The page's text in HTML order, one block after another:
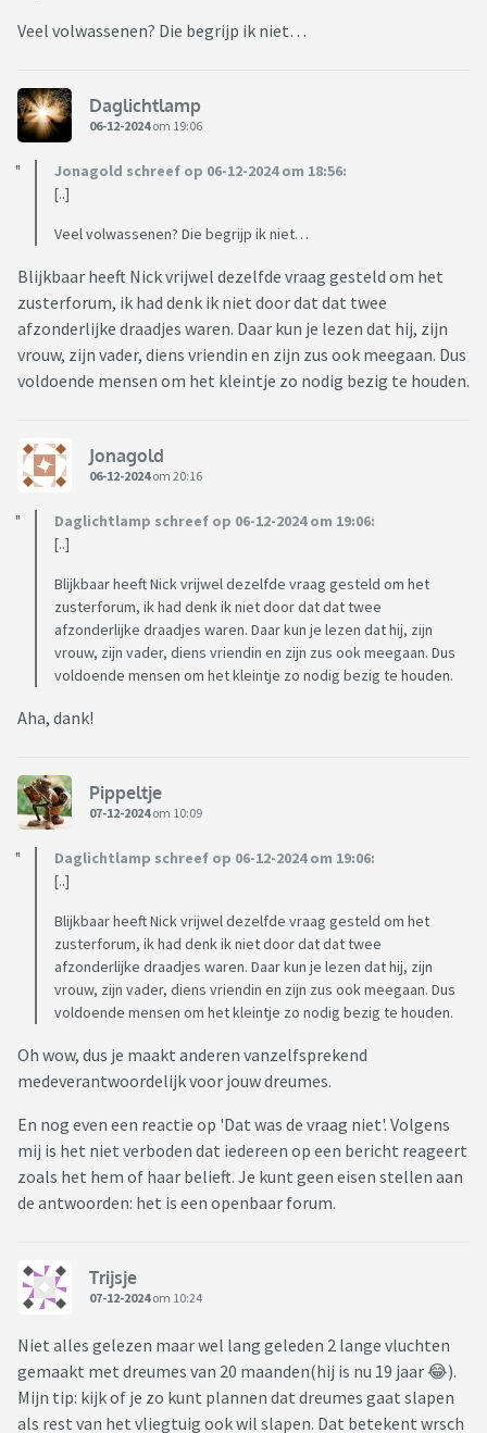
Veel volwassenen? Die begrijp ik niet…
Daglichtlamp
06-12-2024om 19:06
Jonagold schreef op 06-12-2024 om 18:56:
[..]
Veel volwassenen? Die begrijp ik niet…
Blijkbaar heeft Nick vrijwel dezelfde vraag gesteld om het
zusterforum, ik had denk ik niet door dat dat twee
afzonderlijke draadjes waren. Daar kun je lezen dat hij, zijn
vrouw, zijn vader, diens vriendin en zijn zus ook meegaan. Dus
voldoende mensen om het kleintje zo nodig bezig te houden.
Jonagold
06-12-2024om 20:16
Daglichtlamp schreef op 06-12-2024 om 19:06:
[..]
Blijkbaar heeft Nick vrijwel dezelfde vraag gesteld om het
zusterforum, ik had denk ik niet door dat dat twee
afzonderlijke draadjes waren. Daar kun je lezen dat hij, zijn
vrouw, zijn vader, diens vriendin en zijn zus ook meegaan. Dus
voldoende mensen om het kleintje zo nodig bezig te houden.
Aha, dank!
Pippeltje
07-12-2024om 10:09
Daglichtlamp schreef op 06-12-2024 om 19:06:
[..]
Blijkbaar heeft Nick vrijwel dezelfde vraag gesteld om het
zusterforum, ik had denk ik niet door dat dat twee
afzonderlijke draadjes waren. Daar kun je lezen dat hij, zijn
vrouw, zijn vader, diens vriendin en zijn zus ook meegaan. Dus
voldoende mensen om het kleintje zo nodig bezig te houden.
Oh wow, dus je maakt anderen vanzelfsprekend
medeverantwoordelijk voor jouw dreumes.
En nog even een reactie op 'Dat was de vraag niet'. Volgens
mij is het niet verboden dat iedereen op een bericht reageert
zoals het hem of haar belieft. Je kunt geen eisen stellen aan
de antwoorden: het is een openbaar forum.
Trijsje
07-12-2024om 10:24
Niet alles gelezen maar wel lang geleden 2 lange vluchten
gemaakt met dreumes van 20 maanden(hij is nu 19 jaar 😂).
Mijn tip: kijk of je zo kunt plannen dat dreumes gaat slapen
als rest van het vliegtuig ook wil slapen. Dat betekent wrsch